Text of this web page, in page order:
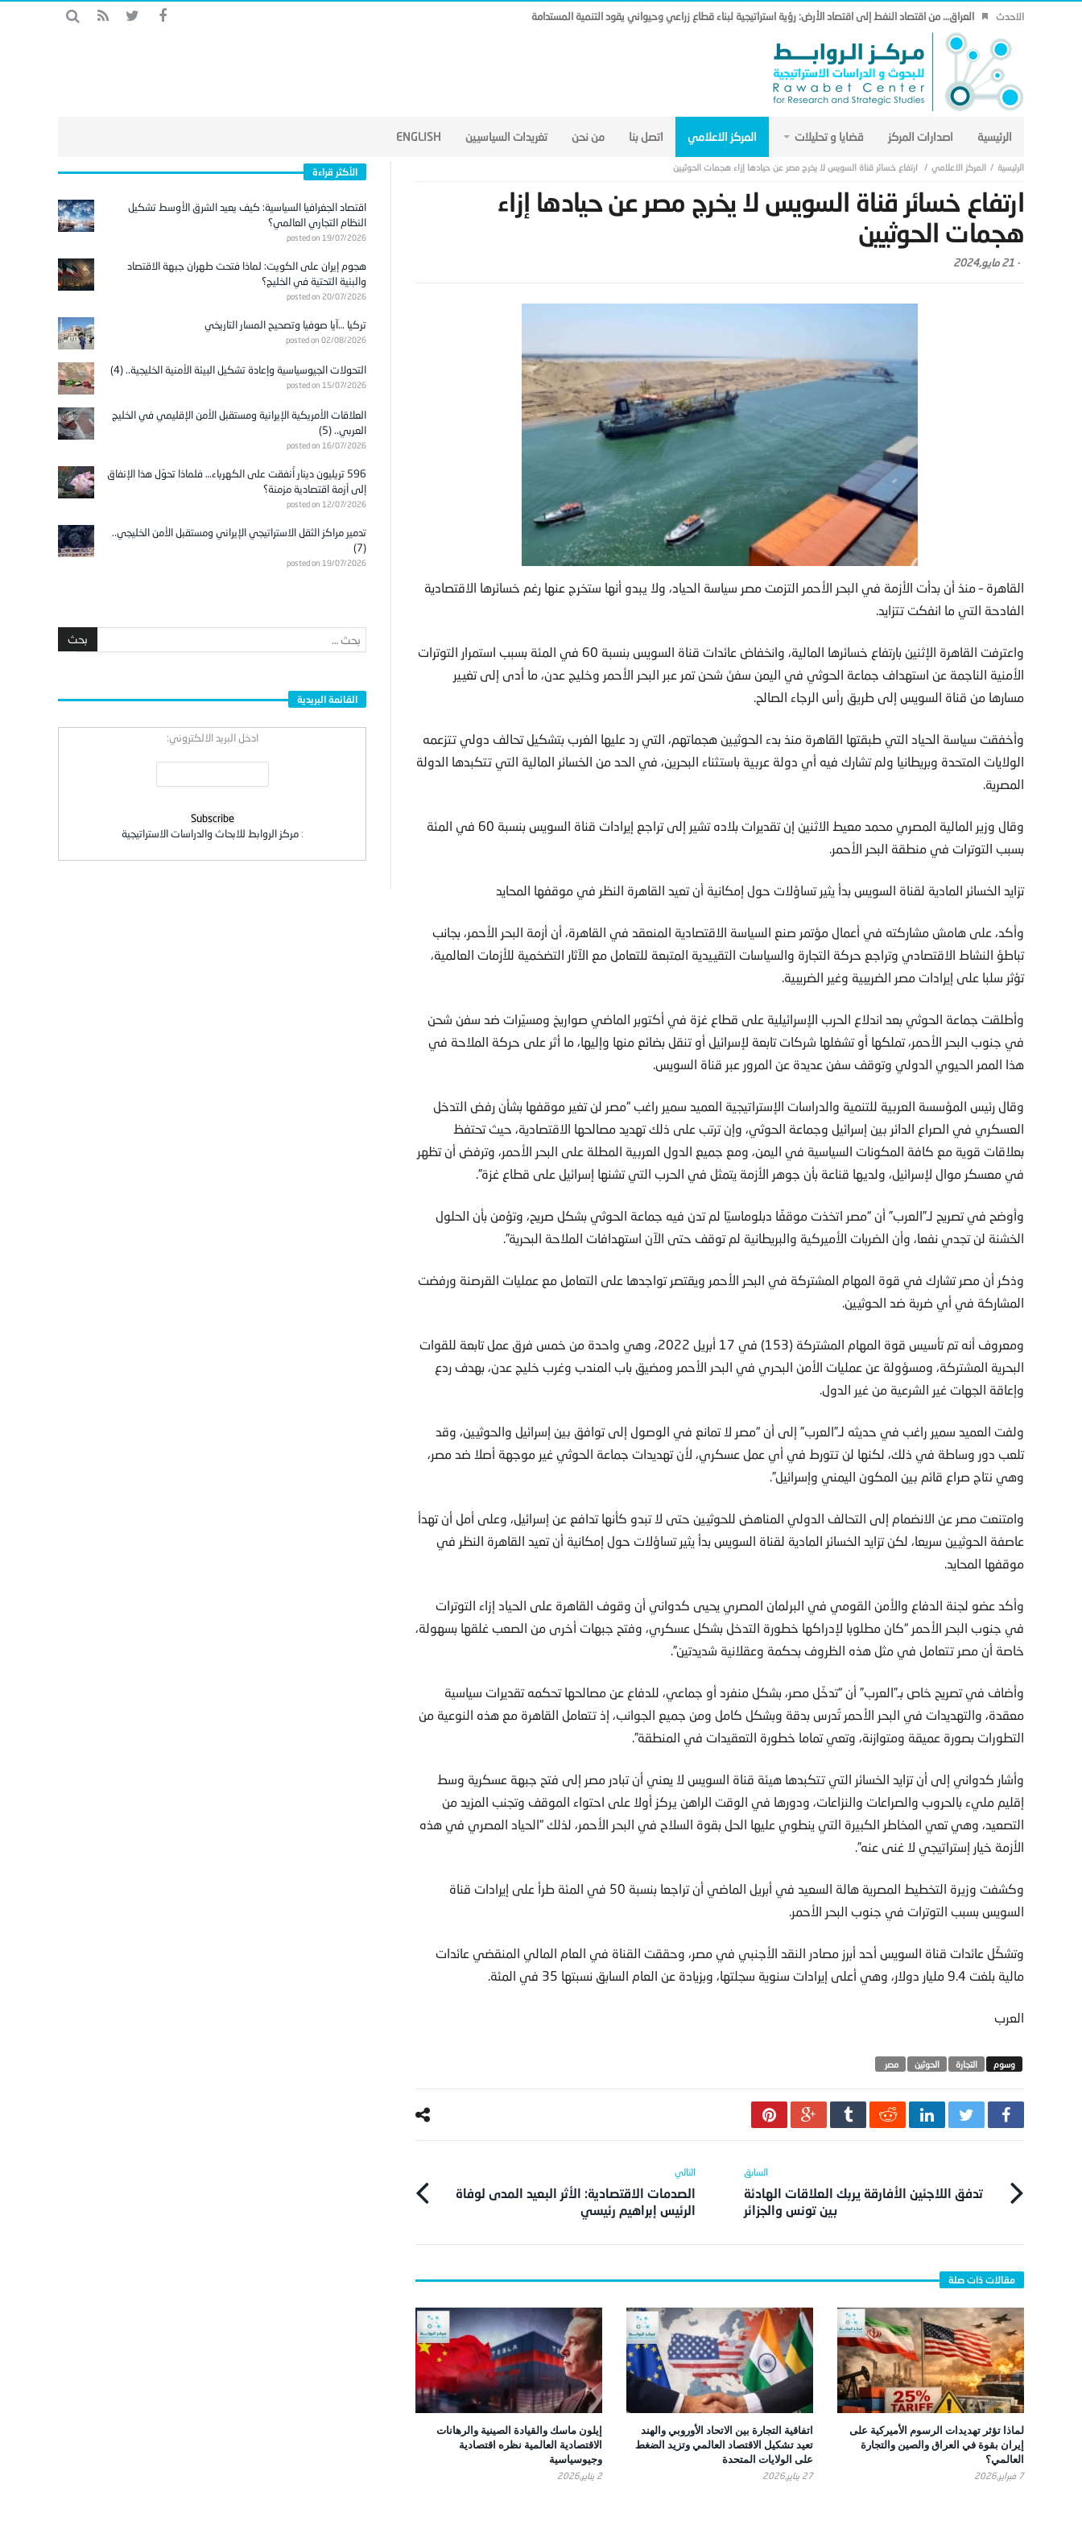
الاحدث العراق… من اقتصاد النفط إلى اقتصاد الأرض: رؤية استراتيجية لبناء قطاع زراعي وحيواني يقود التنمية المستدامة
الرئيسية اصدارات المركز قضايا و تحليلات المركز الاعلامي اتصل بنا من نحن تغريدات السياسيين ENGLISH
المركز الاعلامي ارتفاع خسائر قناة السويس لا يخرج مصر عن حيادها إزاء هجمات الحوثيين
ارتفاع خسائر قناة السويس لا يخرج مصر عن حيادها إزاء
هجمات الحوثيين
- 21 مايو,2024
القاهرة – منذ أن بدأت الأزمة في البحر الأحمر التزمت مصر سياسة الحياد، ولا يبدو أنها ستخرج عنها رغم خسائرها الاقتصادية
الفادحة التي ما انفكت تتزايد.
واعترفت القاهرة الإثنين بارتفاع خسائرها المالية، وانخفاض عائدات قناة السويس بنسبة 60 في المئة بسبب استمرار التوترات
الأمنية الناجمة عن استهداف جماعة الحوثي في اليمن سفنَ شحن تمر عبر البحر الأحمر وخليج عدن، ما أدى إلى تغيير
مسارها من قناة السويس إلى طريق رأس الرجاء الصالح.
وأخفقت سياسة الحياد التي طبقتها القاهرة منذ بدء الحوثيين هجماتهم، التي رد عليها الغرب بتشكيل تحالف دولي تتزعمه
الولايات المتحدة وبريطانيا ولم تشارك فيه أي دولة عربية باستثناء البحرين، في الحد من الخسائر المالية التي تتكبدها الدولة
المصرية.
وقال وزير المالية المصري محمد معيط الاثنين إن تقديرات بلاده تشير إلى تراجع إيرادات قناة السويس بنسبة 60 في المئة
بسبب التوترات في منطقة البحر الأحمر.
تزايد الخسائر المادية لقناة السويس بدأ يثير تساؤلات حول إمكانية أن تعيد القاهرة النظر في موقفها المحايد
وأكد، على هامش مشاركته في أعمال مؤتمر صنع السياسة الاقتصادية المنعقد في القاهرة، أن أزمة البحر الأحمر، بجانب
تباطؤ النشاط الاقتصادي وتراجع حركة التجارة والسياسات التقييدية المتبعة للتعامل مع الآثار التضخمية للأزمات العالمية،
تؤثر سلبا على إيرادات مصر الضريبية وغير الضريبية.
وأطلقت جماعة الحوثي بعد اندلاع الحرب الإسرائيلية على قطاع غزة في أكتوبر الماضي صواريخ ومسيّرات ضد سفن شحن
في جنوب البحر الأحمر، تملكها أو تشغلها شركات تابعة لإسرائيل أو تنقل بضائع منها وإليها، ما أثر على حركة الملاحة في
هذا الممر الحيوي الدولي وتوقف سفن عديدة عن المرور عبر قناة السويس.
وقال رئيس المؤسسة العربية للتنمية والدراسات الإستراتيجية العميد سمير راغب “مصر لن تغير موقفها بشأن رفض التدخل
العسكري في الصراع الدائر بين إسرائيل وجماعة الحوثي، وإن ترتب على ذلك تهديد مصالحها الاقتصادية، حيث تحتفظ
بعلاقات قوية مع كافة المكونات السياسية في اليمن، ومع جميع الدول العربية المطلة على البحر الأحمر، وترفض أن تظهر
في معسكر موال لإسرائيل، ولديها قناعة بأن جوهر الأزمة يتمثل في الحرب التي تشنها إسرائيل على قطاع غزة”.
وأوضح في تصريح لـ”العرب” أن “مصر اتخذت موقفًا دبلوماسيّا لم تدن فيه جماعة الحوثي بشكل صريح، وتؤمن بأن الحلول
الخشنة لن تجدي نفعا، وأن الضربات الأميركية والبريطانية لم توقف حتى الآن استهدافات الملاحة البحرية”.
وذكر أن مصر تشارك في قوة المهام المشتركة في البحر الأحمر ويقتصر تواجدها على التعامل مع عمليات القرصنة ورفضت
المشاركة في أي ضربة ضد الحوثيين.
ومعروف أنه تم تأسيس قوة المهام المشتركة (153) في 17 أبريل 2022، وهي واحدة من خمس فرق عمل تابعة للقوات
البحرية المشتركة، ومسؤولة عن عمليات الأمن البحري في البحر الأحمر ومضيق باب المندب وغرب خليج عدن، بهدف ردع
وإعاقة الجهات غير الشرعية من غير الدول.
ولفت العميد سمير راغب في حديثه لـ”العرب” إلى أن “مصر لا تمانع في الوصول إلى توافق بين إسرائيل والحوثيين، وقد
تلعب دور وساطة في ذلك، لكنها لن تتورط في أي عمل عسكري، لأن تهديدات جماعة الحوثي غير موجهة أصلا ضد مصر،
وهي نتاج صراع قائم بين المكون اليمني وإسرائيل”.
وامتنعت مصر عن الانضمام إلى التحالف الدولي المناهض للحوثيين حتى لا تبدو كأنها تدافع عن إسرائيل، وعلى أمل أن تهدأ
عاصفة الحوثيين سريعا، لكن تزايد الخسائر المادية لقناة السويس بدأ يثير تساؤلات حول إمكانية أن تعيد القاهرة النظر في
موقفها المحايد.
وأكد عضو لجنة الدفاع والأمن القومي في البرلمان المصري يحيى كدواني أن وقوف القاهرة على الحياد إزاء التوترات
في جنوب البحر الأحمر “كان مطلوبا لإدراكها خطورة التدخل بشكل عسكري، وفتح جبهات أخرى من الصعب غلقها بسهولة،
خاصة أن مصر تتعامل في مثل هذه الظروف بحكمة وعقلانية شديدتين”.
وأضاف في تصريح خاص بـ”العرب” أن “تدخّل مصر، بشكل منفرد أو جماعي، للدفاع عن مصالحها تحكمه تقديرات سياسية
معقدة، والتهديدات في البحر الأحمر تُدرس بدقة وبشكل كامل ومن جميع الجوانب، إذ تتعامل القاهرة مع هذه النوعية من
التطورات بصورة عميقة ومتوازنة، وتعي تماما خطورة التعقيدات في المنطقة”.
وأشار كدواني إلى أن تزايد الخسائر التي تتكبدها هيئة قناة السويس لا يعني أن تبادر مصر إلى فتح جبهة عسكرية وسط
إقليم مليء بالحروب والصراعات والنزاعات، ودورها في الوقت الراهن يركز أولا على احتواء الموقف وتجنب المزيد من
التصعيد، وهي تعي المخاطر الكبيرة التي ينطوي عليها الحل بقوة السلاح في البحر الأحمر، لذلك “الحياد المصري في هذه
الأزمة خيار إستراتيجي لا غنى عنه”.
وكشفت وزيرة التخطيط المصرية هالة السعيد في أبريل الماضي أن تراجعا بنسبة 50 في المئة طرأ على إيرادات قناة
السويس بسبب التوترات في جنوب البحر الأحمر.
وتشكّل عائدات قناة السويس أحد أبرز مصادر النقد الأجنبي في مصر، وحققت القناة في العام المالي المنقضي عائدات
مالية بلغت 9.4 مليار دولار، وهي أعلى إيرادات سنوية سجلتها، وبزيادة عن العام السابق نسبتها 35 في المئة.
العرب
التجارة الحوثين مصر‬ ‫
تدفق اللاجئين الأفارقة يربك العلاقات الهادئة
بين تونس والجزائر
الصدمات الاقتصادية: الأثر البعيد المدى لوفاة
الرئيس إبراهيم رئيسي
لماذا تؤثر تهديدات الرسوم الأميركية على
إيران بقوة في العراق والصين والتجارة
العالمي؟
7 فبراير,2026
اتفاقية التجارة بين الاتحاد الأوروبي والهند
تعيد تشكيل الاقتصاد العالمي وتزيد الضغط
على الولايات المتحدة
27 يناير,2026
إيلون ماسك والقيادة الصينية والرهانات
الاقتصادية العالمية نظره اقتصادية
وجيوسياسية
2 يناير,2026
الأكثر قراءة
اقتصاد الجغرافيا السياسية: كيف يعيد الشرق الأوسط تشكيل
النظام التجاري العالمي؟
posted on 19/07/2026
هجوم إيران على الكويت: لماذا فتحت طهران جبهة الاقتصاد
والبنية التحتية في الخليج؟
posted on 20/07/2026
تركيا …آيا صوفيا وتصحيح المسار التاريخي
posted on 02/08/2026
التحولات الجيوسياسية وإعادة تشكيل البيئة الأمنية الخليجية.. (4)
posted on 15/07/2026
العلاقات الأمريكية الإيرانية ومستقبل الأمن الإقليمي في الخليج
العربي.. (5)
posted on 16/07/2026
596 تريليون دينار أُنفقت على الكهرباء… فلماذا تحوّل هذا الإنفاق
إلى أزمة اقتصادية مزمنة؟
posted on 12/07/2026
تدمير مراكز الثقل الاستراتيجي الإيراني ومستقبل الأمن الخليجي..
(7)
posted on 19/07/2026
القائمة البريدية
ادخل البريد الالكتروني:
:مركز الروابط للابحاث والدراسات الاستراتيجية